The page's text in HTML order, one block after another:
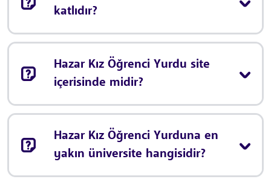
katlıdır?
Hazar Kız Öğrenci Yurdu site
içerisinde midir?
Hazar Kız Öğrenci Yurduna en
yakın üniversite hangisidir?